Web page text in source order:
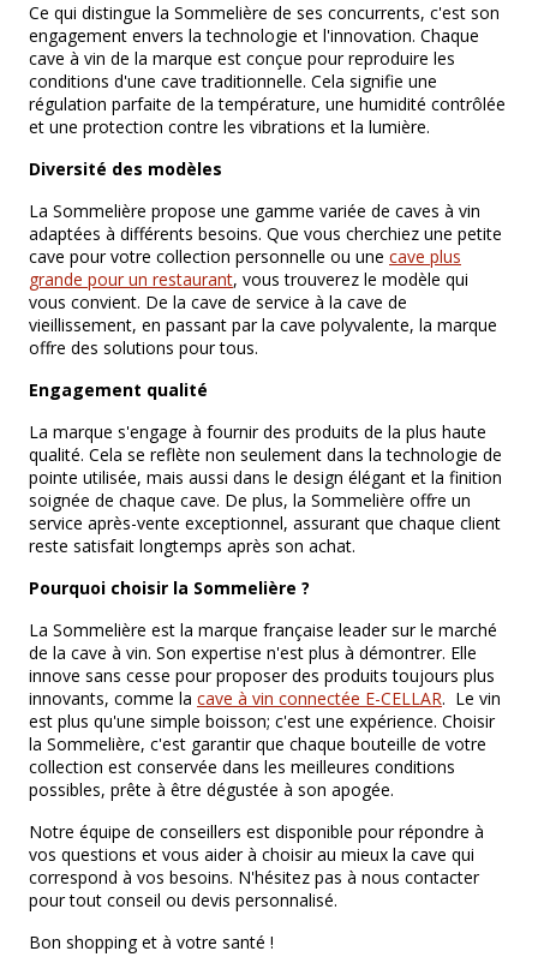
Ce qui distingue la Sommelière de ses concurrents, c'est son
engagement envers la technologie et l'innovation. Chaque
cave à vin de la marque est conçue pour reproduire les
conditions d'une cave traditionnelle. Cela signifie une
régulation parfaite de la température, une humidité contrôlée
et une protection contre les vibrations et la lumière.
Diversité des modèles
La Sommelière propose une gamme variée de caves à vin
adaptées à différents besoins. Que vous cherchiez une petite
cave pour votre collection personnelle ou une cave plus
grande pour un restaurant, vous trouverez le modèle qui
vous convient. De la cave de service à la cave de
vieillissement, en passant par la cave polyvalente, la marque
offre des solutions pour tous.
Engagement qualité
La marque s'engage à fournir des produits de la plus haute
qualité. Cela se reflète non seulement dans la technologie de
pointe utilisée, mais aussi dans le design élégant et la finition
soignée de chaque cave. De plus, la Sommelière offre un
service après-vente exceptionnel, assurant que chaque client
reste satisfait longtemps après son achat.
Pourquoi choisir la Sommelière ?
La Sommelière est la marque française leader sur le marché
de la cave à vin. Son expertise n'est plus à démontrer. Elle
innove sans cesse pour proposer des produits toujours plus
innovants, comme la cave à vin connectée E-CELLAR. Le vin
est plus qu'une simple boisson; c'est une expérience. Choisir
la Sommelière, c'est garantir que chaque bouteille de votre
collection est conservée dans les meilleures conditions
possibles, prête à être dégustée à son apogée.
Notre équipe de conseillers est disponible pour répondre à
vos questions et vous aider à choisir au mieux la cave qui
correspond à vos besoins. N'hésitez pas à nous contacter
pour tout conseil ou devis personnalisé.
Bon shopping et à votre santé !